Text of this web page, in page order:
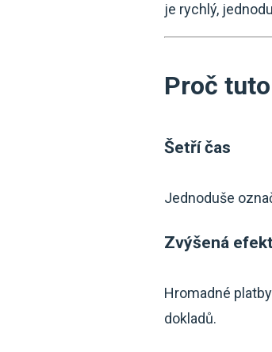
je rychlý,
Proč
Šetří čas
Jednoduše
Zvýšená
Hromadné
dokladů.